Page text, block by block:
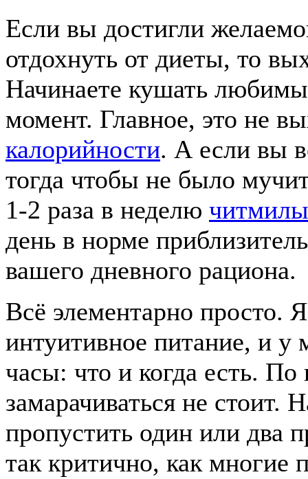
Если вы достигли
отдохнуть от диеты, то
Начинаете кушать
момент. Главное, это не
калорийности. А если вы
тогда чтобы не было
1-2 раза в неделю читмилы
день в норме
вашего дневного рациона.
Всё элементарно просто.
интуитивное питание, и у
часы: что и когда есть.
замарачиваться не стоит.
пропустить один или два
так критично, как многие